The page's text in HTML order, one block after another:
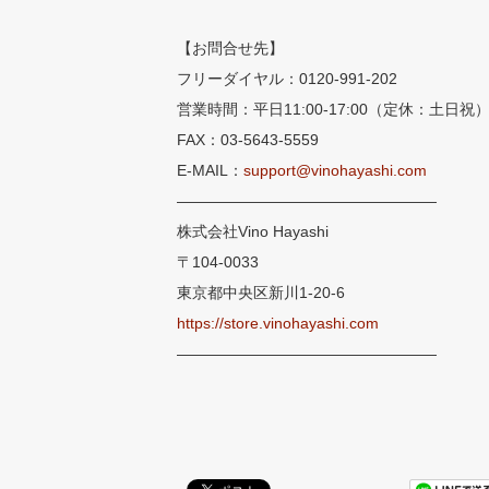
【お問合せ先】
フリーダイヤル：0120-991-202
営業時間：平日11:00-17:00（定休：土日祝）
FAX：03-5643-5559
E-MAIL： support@vinohayashi.com
―――――――――――――――――
株式会社Vino Hayashi
〒104-0033
東京都中央区新川1-20-6
https://store.vinohayashi.com
―――――――――――――――――